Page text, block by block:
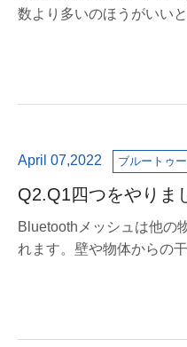
数より多いのほうがいいと
April 07,2022 ブルートゥ
Q2.Q1四つをやりま
繋ぎできない。
Bluetoothメッシュは他の
れます。壁や物体からの